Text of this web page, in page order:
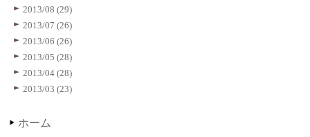
2013/08 (29)
2013/07 (26)
2013/06 (26)
2013/05 (28)
2013/04 (28)
2013/03 (23)
ホーム